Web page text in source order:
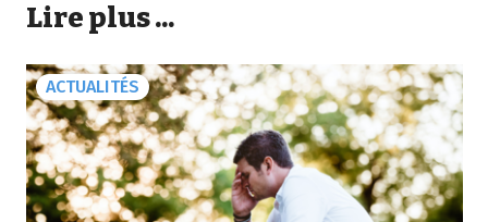
Lire plus ...
ACTUALITÉS